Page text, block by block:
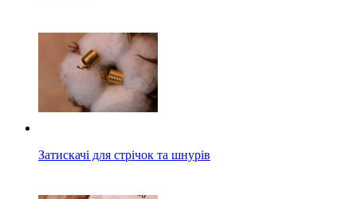
Затискачі для стрічок та шнурів